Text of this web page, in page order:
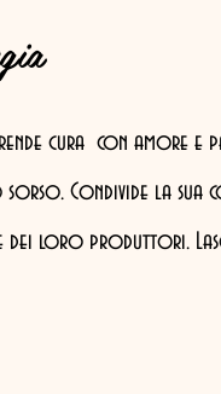
cura con amore e
Condivide la sua
dei loro produttori.